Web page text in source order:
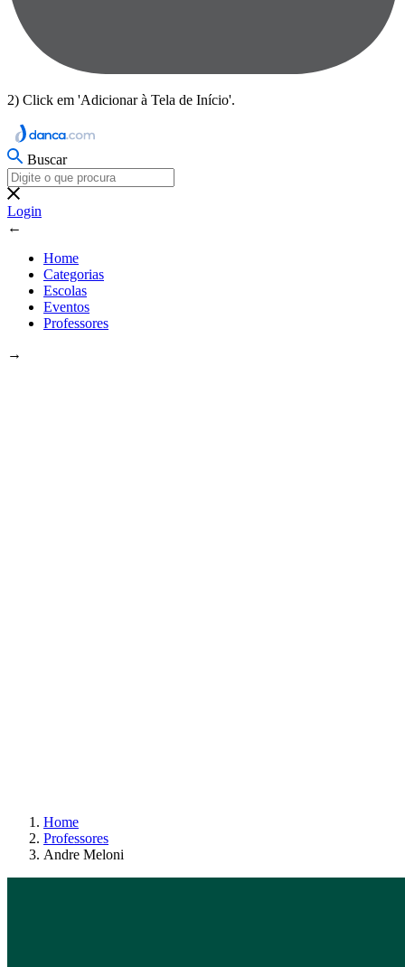
2) Click em 'Adicionar à Tela de Início'.
Buscar
Login
←
Home
Categorias
Escolas
Eventos
Professores
→
Home
Professores
Andre Meloni